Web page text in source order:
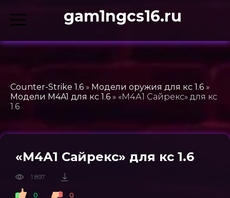
gam1ngcs16.ru
Counter-Strike 1.6 » Модели оружия для кс 1.6 »
Модели M4A1 для кс 1.6 » «М4А1 Сайрекс» для кс
1.6
«М4А1 Сайрекс» для кс 1.6
1 897
0 0